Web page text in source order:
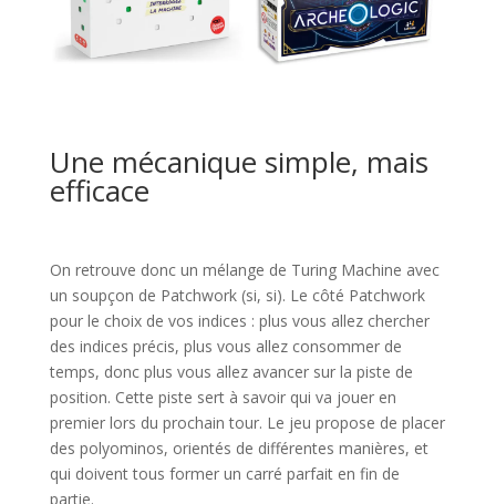
Une mécanique simple, mais
efficace
On retrouve donc un mélange de Turing Machine avec
un soupçon de Patchwork (si, si). Le côté Patchwork
pour le choix de vos indices : plus vous allez chercher
des indices précis, plus vous allez consommer de
temps, donc plus vous allez avancer sur la piste de
position. Cette piste sert à savoir qui va jouer en
premier lors du prochain tour. Le jeu propose de placer
des polyominos, orientés de différentes manières, et
qui doivent tous former un carré parfait en fin de
partie.